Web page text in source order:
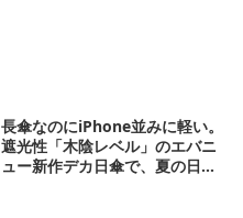
長傘なのにiPhone並みに軽い。
遮光性「木陰レベル」のエバニ
ュー新作デカ日傘で、夏の日焼